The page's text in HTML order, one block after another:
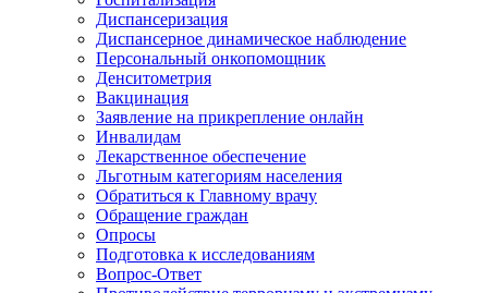
Диспансеризация
Диспансерное динамическое наблюдение
Персональный онкопомощник
Денситометрия
Вакцинация
Заявление на прикрепление онлайн
Инвалидам
Лекарственное обеспечение
Льготным категориям населения
Обратиться к Главному врачу
Обращение граждан
Опросы
Подготовка к исследованиям
Вопрос-Ответ